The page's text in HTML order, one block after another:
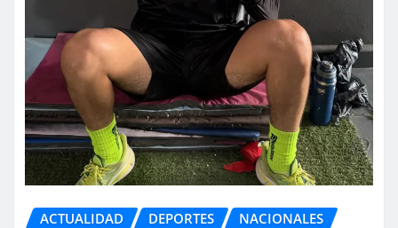
ACTUALIDAD DEPORTES NACIONALES